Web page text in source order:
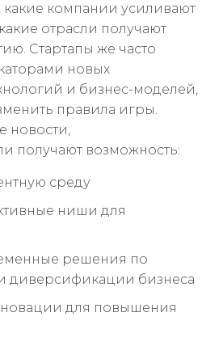
какие компании усиливают
отрасли получают
Стартапы же часто
новых
и бизнес-моделей,
правила игры.
новости,
получают возможность:
среду
ниши для
решения по
диверсификации бизнеса
для повышения